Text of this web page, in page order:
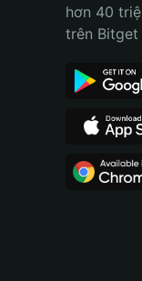
Português (Brasil)
hơn 40
trên Bitget